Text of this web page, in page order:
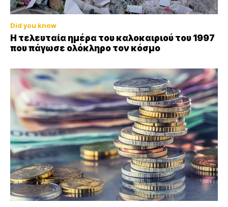
Did you know
Η τελευταία ημέρα του καλοκαιριού του 1997
που πάγωσε ολόκληρο τον κόσμο